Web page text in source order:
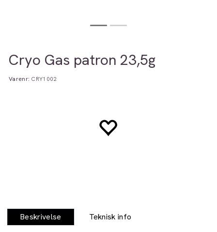
Cryo Gas patron 23,5g
Varenr: CRY1002
Beskrivelse Teknisk info